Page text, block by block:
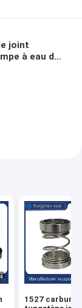
joint
à eau du
1527 carbure